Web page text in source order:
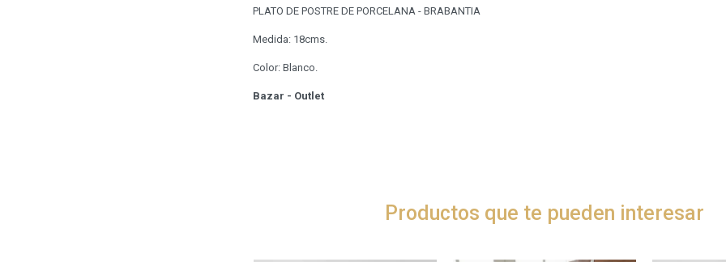
PLATO DE POSTRE DE PORCELANA - BRABANTIA
Medida: 18cms.
Color: Blanco.
Bazar - Outlet
Productos que te pueden interesar